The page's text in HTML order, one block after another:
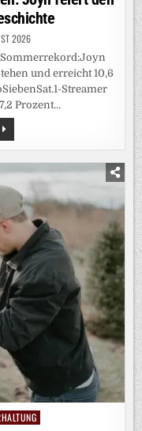
2026
und erreicht 10,6
Streamer
Prozent…
JOYN
BESTEN